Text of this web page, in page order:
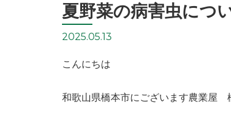
夏野菜の病害虫につ
2025.05.13
こんにちは
和歌山県橋本市にございます農業屋